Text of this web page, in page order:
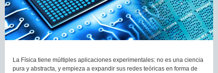
La Física tiene múltiples aplicaciones experimentales: no es una ciencia
pura y abstracta, y empieza a expandir sus redes teóricas en forma de